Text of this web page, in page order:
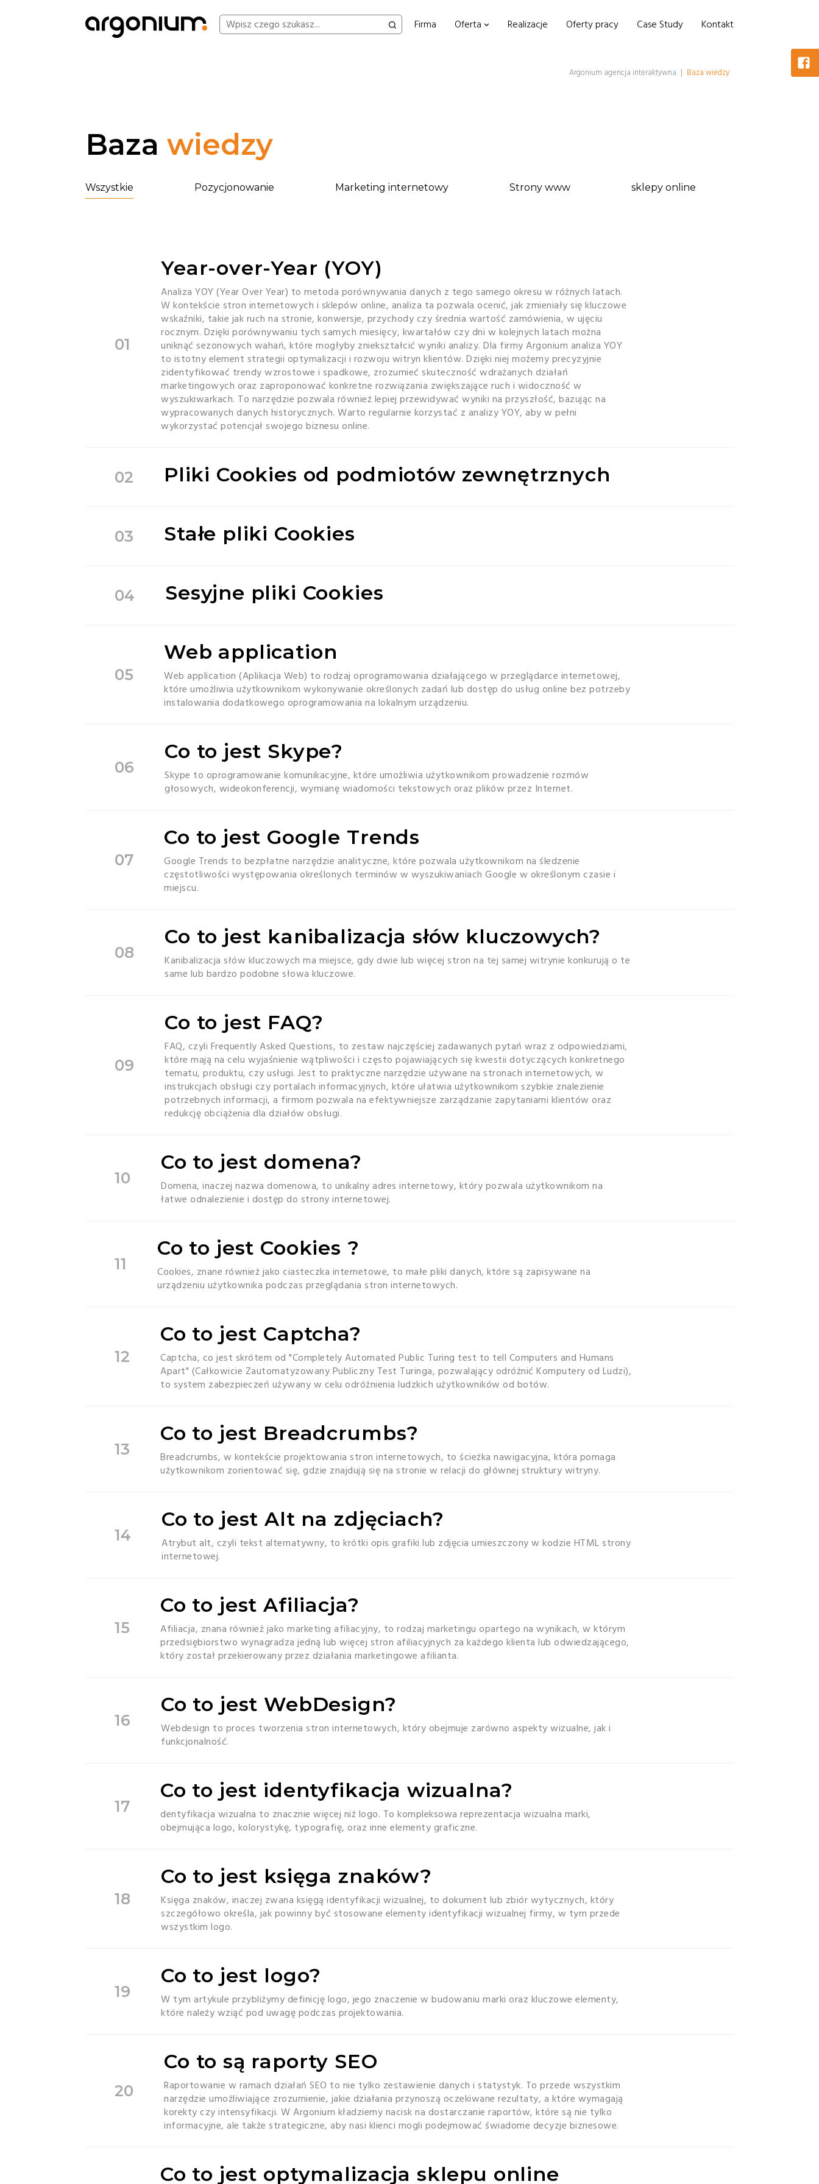
Firma Oferta Realizacje Oferty pracy Case Study Kontakt
Argonium agencja interaktywna | Baza wiedzy
Baza wiedzy
Wszystkie Pozycjonowanie Marketing internetowy Strony www sklepy online
01
Year-over-Year (YOY)
Analiza YOY (Year Over Year) to metoda porównywania danych z tego samego okresu w różnych latach.
W kontekście stron internetowych i sklepów online, analiza ta pozwala ocenić, jak zmieniały się kluczowe
wskaźniki, takie jak ruch na stronie, konwersje, przychody czy średnia wartość zamówienia, w ujęciu
rocznym. Dzięki porównywaniu tych samych miesięcy, kwartałów czy dni w kolejnych latach można
uniknąć sezonowych wahań, które mogłyby zniekształcić wyniki analizy. Dla firmy Argonium analiza YOY
to istotny element strategii optymalizacji i rozwoju witryn klientów. Dzięki niej możemy precyzyjnie
zidentyfikować trendy wzrostowe i spadkowe, zrozumieć skuteczność wdrażanych działań
marketingowych oraz zaproponować konkretne rozwiązania zwiększające ruch i widoczność w
wyszukiwarkach. To narzędzie pozwala również lepiej przewidywać wyniki na przyszłość, bazując na
wypracowanych danych historycznych. Warto regularnie korzystać z analizy YOY, aby w pełni
wykorzystać potencjał swojego biznesu online.
02 Pliki Cookies od podmiotów zewnętrznych
03 Stałe pliki Cookies
04 Sesyjne pliki Cookies
05
Web application
Web application (Aplikacja Web) to rodzaj oprogramowania działającego w przeglądarce internetowej,
które umożliwia użytkownikom wykonywanie określonych zadań lub dostęp do usług online bez potrzeby
instalowania dodatkowego oprogramowania na lokalnym urządzeniu.
06
Co to jest Skype?
Skype to oprogramowanie komunikacyjne, które umożliwia użytkownikom prowadzenie rozmów
głosowych, wideokonferencji, wymianę wiadomości tekstowych oraz plików przez Internet.
07
Co to jest Google Trends
Google Trends to bezpłatne narzędzie analityczne, które pozwala użytkownikom na śledzenie
częstotliwości występowania określonych terminów w wyszukiwaniach Google w określonym czasie i
miejscu.
08
Co to jest kanibalizacja słów kluczowych?
Kanibalizacja słów kluczowych ma miejsce, gdy dwie lub więcej stron na tej samej witrynie konkurują o te
same lub bardzo podobne słowa kluczowe.
09
Co to jest FAQ?
FAQ, czyli Frequently Asked Questions, to zestaw najczęściej zadawanych pytań wraz z odpowiedziami,
które mają na celu wyjaśnienie wątpliwości i często pojawiających się kwestii dotyczących konkretnego
tematu, produktu, czy usługi. Jest to praktyczne narzędzie używane na stronach internetowych, w
instrukcjach obsługi czy portalach informacyjnych, które ułatwia użytkownikom szybkie znalezienie
potrzebnych informacji, a firmom pozwala na efektywniejsze zarządzanie zapytaniami klientów oraz
redukcję obciążenia dla działów obsługi.
10
Co to jest domena?
Domena, inaczej nazwa domenowa, to unikalny adres internetowy, który pozwala użytkownikom na
łatwe odnalezienie i dostęp do strony internetowej.
11
Co to jest Cookies ?
Cookies, znane również jako ciasteczka internetowe, to małe pliki danych, które są zapisywane na
urządzeniu użytkownika podczas przeglądania stron internetowych.
12
Co to jest Captcha?
Captcha, co jest skrótem od "Completely Automated Public Turing test to tell Computers and Humans
Apart" (Całkowicie Zautomatyzowany Publiczny Test Turinga, pozwalający odróżnić Komputery od Ludzi),
to system zabezpieczeń używany w celu odróżnienia ludzkich użytkowników od botów.
13
Co to jest Breadcrumbs?
Breadcrumbs, w kontekście projektowania stron internetowych, to ścieżka nawigacyjna, która pomaga
użytkownikom zorientować się, gdzie znajdują się na stronie w relacji do głównej struktury witryny.
14
Co to jest Alt na zdjęciach?
Atrybut alt, czyli tekst alternatywny, to krótki opis grafiki lub zdjęcia umieszczony w kodzie HTML strony
internetowej.
15
Co to jest Afiliacja?
Afiliacja, znana również jako marketing afiliacyjny, to rodzaj marketingu opartego na wynikach, w którym
przedsiębiorstwo wynagradza jedną lub więcej stron afiliacyjnych za każdego klienta lub odwiedzającego,
który został przekierowany przez działania marketingowe afilianta.
16
Co to jest WebDesign?
Webdesign to proces tworzenia stron internetowych, który obejmuje zarówno aspekty wizualne, jak i
funkcjonalność.
17
Co to jest identyfikacja wizualna?
dentyfikacja wizualna to znacznie więcej niż logo. To kompleksowa reprezentacja wizualna marki,
obejmująca logo, kolorystykę, typografię, oraz inne elementy graficzne.
18
Co to jest księga znaków?
Księga znaków, inaczej zwana księgą identyfikacji wizualnej, to dokument lub zbiór wytycznych, który
szczegółowo określa, jak powinny być stosowane elementy identyfikacji wizualnej firmy, w tym przede
wszystkim logo.
19
Co to jest logo?
W tym artykule przybliżymy definicję logo, jego znaczenie w budowaniu marki oraz kluczowe elementy,
które należy wziąć pod uwagę podczas projektowania.
20
Co to są raporty SEO
Raportowanie w ramach działań SEO to nie tylko zestawienie danych i statystyk. To przede wszystkim
narzędzie umożliwiające zrozumienie, jakie działania przynoszą oczekiwane rezultaty, a które wymagają
korekty czy intensyfikacji. W Argonium kładziemy nacisk na dostarczanie raportów, które są nie tylko
informacyjne, ale także strategiczne, aby nasi klienci mogli podejmować świadome decyzje biznesowe.
Co to jest optymalizacja sklepu online